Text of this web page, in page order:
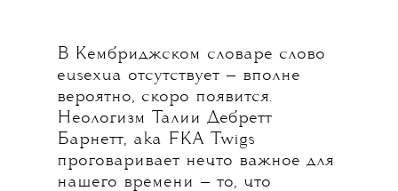
В Кембриджском словаре слово
eusexua отсутствует — вполне
вероятно, скоро появится.
Неологизм Талии Дебретт
Барнетт, aka FKA Twigs
проговаривает нечто важное для
нашего времени — то, что